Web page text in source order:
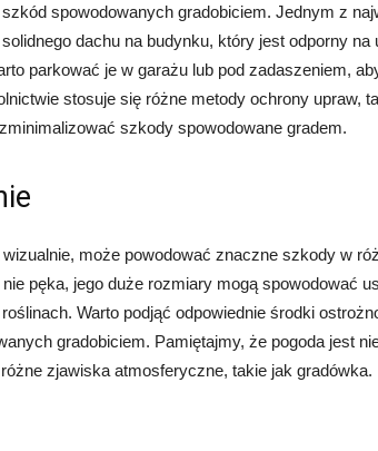
spowodowanych gradobiciem. Jednym z
dachu na budynku, który jest odporny na
parkować je w garażu lub pod zadaszeniem,
stosuje się różne metody ochrony upraw,
szkody spowodowane gradem.
może powodować znaczne szkody w
pęka, jego duże rozmiary mogą spowodować
Warto podjąć odpowiednie środki
gradobiciem. Pamiętajmy, że pogoda jest
zjawiska atmosferyczne, takie jak gradówka.